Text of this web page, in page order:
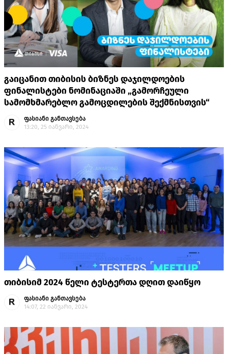
გაიცანით თიბისის ბიზნეს დაჯილდოების
ფინალისტები ნომინაციაში „გამორჩეული
სამომხმარებლო გამოცდილების შექმნისთვის“
ფასიანი განთავსება
13:20, 25 იანვარი, 2024
თიბისიმ 2024 წელი ტესტერთა დღით დაიწყო
ფასიანი განთავსება
14:07, 22 იანვარი, 2024